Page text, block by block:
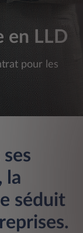
en LLD
pour les
la
séduit